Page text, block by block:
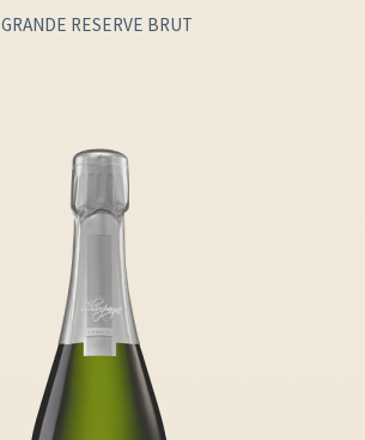
GRANDE RESERVE BRUT